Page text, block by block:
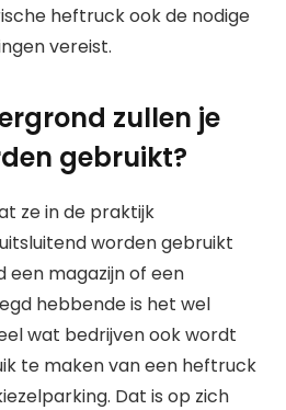
heftruck ook de nodige
vereist.
zullen je
gebruikt?
ze in de praktijk
worden gebruikt
een magazijn of een
hebbende is het wel
wat bedrijven ook wordt
te maken van een heftruck
Dat is op zich